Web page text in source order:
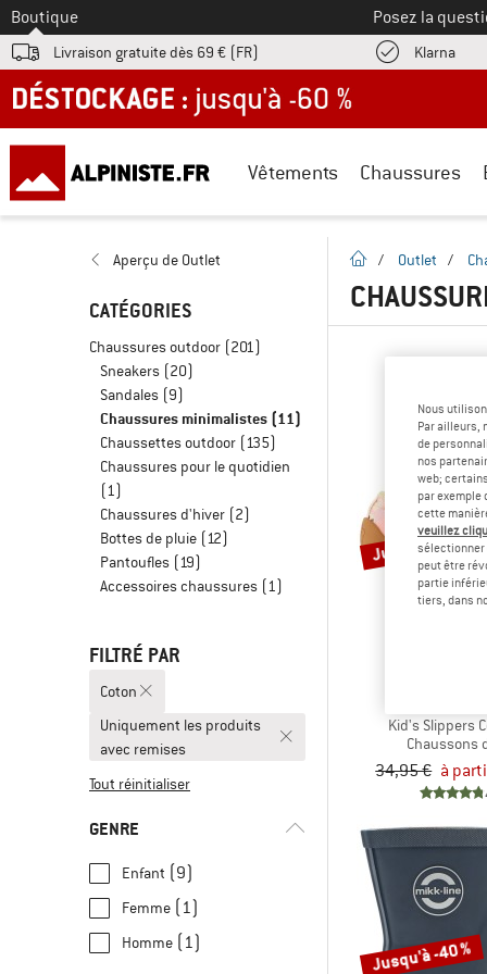
Vers le
Boutique Posez la
Livraison gratuite dès 69 € (FR) Klarna
DÉSTOCKAGE : jusqu'à -60 %
Vêtements Chaussures
Aperçu de Outlet
CATÉGORIES
Chaussures outdoor (201)
Sneakers (20)
Sandales (9)
Chaussures minimalistes (11)
Chaussettes outdoor (135)
Chaussures pour le quotidien
(1)
Chaussures d'hiver (2)
Bottes de pluie (12)
Pantoufles (19)
Accessoires chaussures (1)
FILTRÉ PAR
Coton
Uniquement les produits
avec remises
Tout réinitialiser
GENRE
Enfant (9)
Femme (1)
Homme (1)
Page d'accueil
/ Outlet /
Jusqu'à -25 %
Kid's Slippers
Chaussons
34,95 € à
Jusqu'à -40 %
Nous
Par ailleurs,
de
nos
web;
par
cette
veuillez
sélectionner
peut être
partie
tiers, dans